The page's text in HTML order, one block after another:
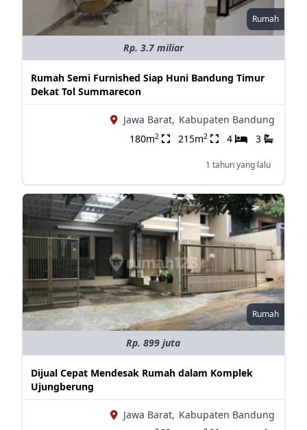
Rumah
Rp. 3.7 miliar
Rumah Semi Furnished Siap Huni Bandung Timur
Dekat Tol Summarecon
Jawa Barat, Kabupaten Bandung
180m2 215m2 4 3
1 tahun yang lalu
Rumah
Rp. 899 juta
Dijual Cepat Mendesak Rumah dalam Komplek
Ujungberung
Jawa Barat, Kabupaten Bandung